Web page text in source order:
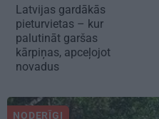
Latvijas gardākās
pieturvietas – kur
palutināt garšas
kārpiņas, apceļojot
novadus
NODERĪGI